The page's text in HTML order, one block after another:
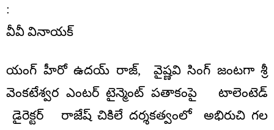
:
వీవీ వినాయక్
యంగ్ హీరో ఉదయ్ రాజ్, వైష్ణవి సింగ్ జంటగా శ్రీ
వెంకటేశ్వర ఎంటర్ టైన్మెంట్ పతాకంపై టాలెంటెడ్
డైరెక్టర్ రాజేష్ చికిలే దర్శకత్వంలో అభిరుచి గల